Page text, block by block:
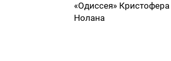
«Одиссея» Кристофера
Нолана